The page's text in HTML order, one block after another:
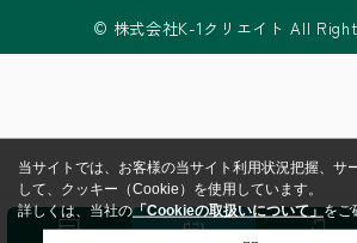
© 株式会社K-1クリエイト All
当サイトでは、お客様の当サイト利用状況把握、サ
して、クッキー（Cookie）を使用しています。
詳しくは、当社の「Cookieの取扱いについて」をご